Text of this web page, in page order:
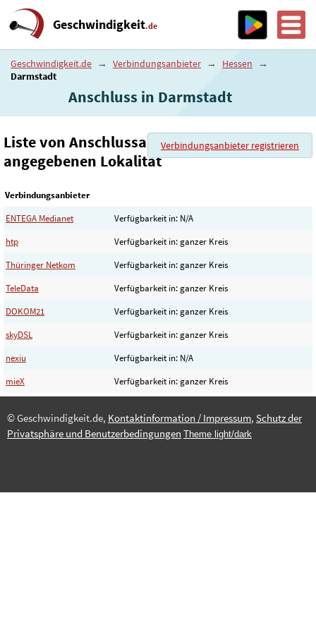
Geschwindigkeit.de
Geschwindigkeit.de → Verbindungsanbieter → Hessen
→
Darmstadt
Anschluss in Darmstadt
Verbindungsanbieter registrieren
Liste von Anschlussanbieter in der
angegebenen Lokalität
Verbindungsanbieter
ENTEGA Medianet
Verfügbarkeit in: N/A
htp
Verfügbarkeit in: ganzer Kreis
Thüringer Netkom
Verfügbarkeit in: ganzer Kreis
TeleData
Verfügbarkeit in: ganzer Kreis
DOKOM21
Verfügbarkeit in: ganzer Kreis
skyDSL
Verfügbarkeit in: ganzer Kreis
nexiu
Verfügbarkeit in: N/A
mieX
Verfügbarkeit in: ganzer Kreis
© Geschwindigkeit.de, Kontaktinformation / Impressum, Schutz der
Privatsphäre und Benutzerbedingungen Theme light/dark